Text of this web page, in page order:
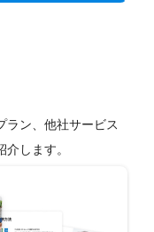
ラン、他社サービス
します。